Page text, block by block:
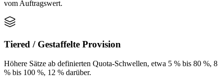
vom Auftragswert.
Tiered / Gestaffelte Provision
Höhere Sätze ab definierten Quota-Schwellen, etwa 5 % bis 80 %, 8
% bis 100 %, 12 % darüber.